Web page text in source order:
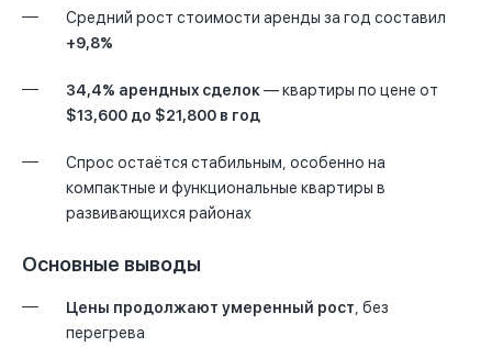
Средний рост стоимости аренды за год составил
+9,8%
34,4% арендных сделок— квартиры по цене от
$13,600 до $21,800 в год
Спрос остаётся стабильным, особенно на
компактные и функциональные квартиры в
развивающихся районах
Основные выводы
Цены продолжают умеренный рост , без
перегрева